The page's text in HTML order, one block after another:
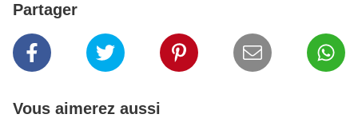
Partager
Vous aimerez aussi